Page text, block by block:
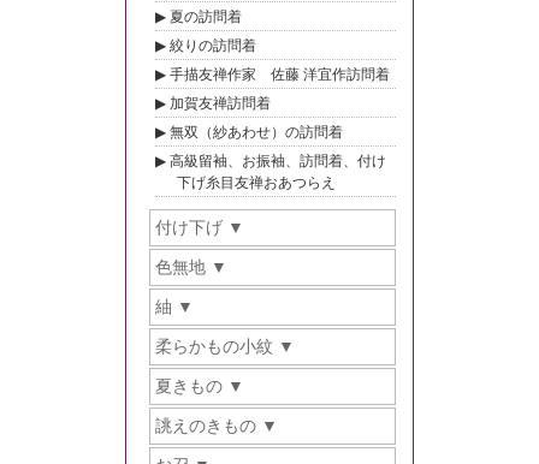
夏の訪問着
絞りの訪問着
手描友禅作家 佐藤 洋宜作訪問着
加賀友禅訪問着
無双（紗あわせ）の訪問着
高級留袖、お振袖、訪問着、付け
下げ糸目友禅おあつらえ
付け下げ
色無地
紬
柔らかもの小紋
夏きもの
誂えのきもの